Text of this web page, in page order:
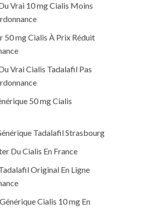
Vrai 10 mg Cialis Moins
50 mg Cialis À Prix Réduit
Vrai Cialis Tadalafil Pas
50 mg Cialis
Tadalafil Strasbourg
Du Cialis En France
Original En Ligne
Cialis 10 mg En